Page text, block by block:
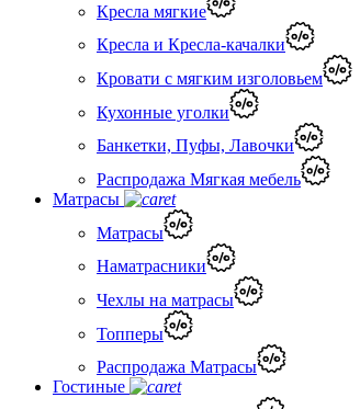
Кресла мягкие
Кресла и Кресла-качалки
Кровати с мягким изголовьем
Кухонные уголки
Банкетки, Пуфы, Лавочки
Распродажа Мягкая мебель
Матрасы
Матрасы
Наматрасники
Чехлы на матрасы
Топперы
Распродажа Матрасы
Гостиные